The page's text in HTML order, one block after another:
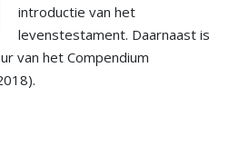
introductie van het
levenstestament. Daarnaast is
van het Compendium